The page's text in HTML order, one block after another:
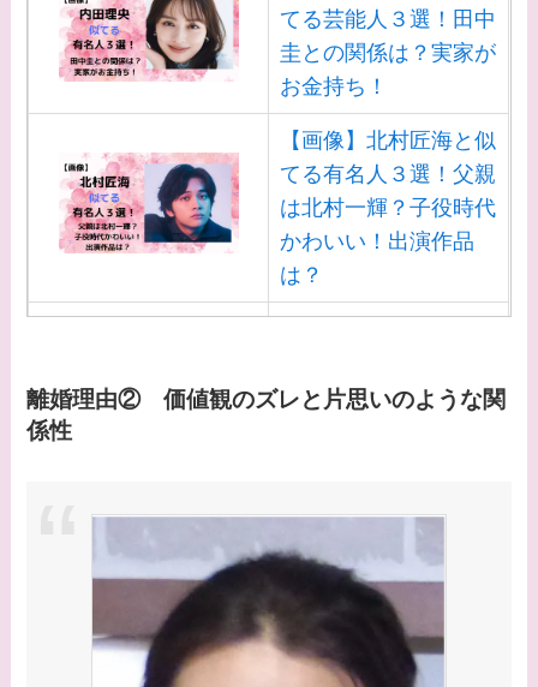
てる芸能人３選！田中
圭との関係は？実家が
お金持ち！
【画像】北村匠海と似
てる有名人３選！父親
は北村一輝？子役時代
かわいい！出演作品
は？
郎との関係は？ジャニ
系図・家族構成は？嫁
西野七瀬との馴れ初め
や現在の活動は？
【画像】平子理沙と似
てる有名人３選！ヒア
離婚理由② 価値観のズレと片思いのような関
係性